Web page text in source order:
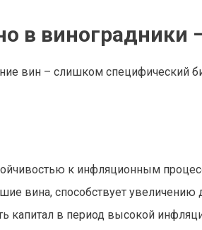
в виноградники
вин – слишком специфический
к инфляционным
вина, способствует увеличению
капитал в период высокой